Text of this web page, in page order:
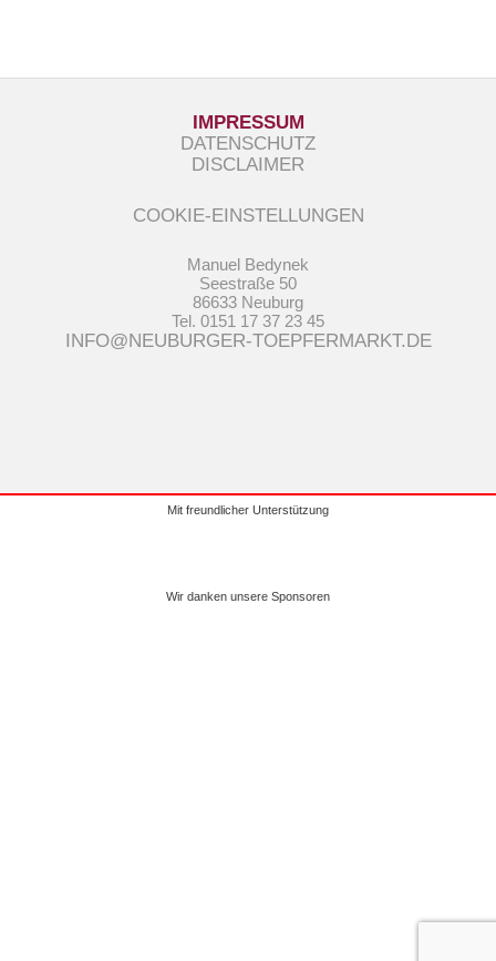
IMPRESSUM
DATENSCHUTZ
DISCLAIMER
COOKIE-EINSTELLUNGEN
Manuel Bedynek
Seestraße 50
86633 Neuburg
Tel. 0151 17 37 23 45
INFO@NEUBURGER-TOEPFERMARKT.DE
Mit freundlicher Unterstützung
Wir danken unsere Sponsoren